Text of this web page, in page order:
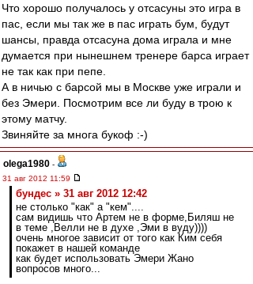
Что хорошо получалось у отсасуны это игра в
пас, если мы так же в пас играть бум, будут
шансы, правда отсасуна дома играла и мне
думается при нынешнем тренере барса играет
не так как при пепе.
А в ничью с барсой мы в Москве уже играли и
без Эмери. Посмотрим все ли буду в трою к
этому матчу.
Звиняйте за многа букоф :-)
olega1980 -
31 авг 2012 11:59
бундес » 31 авг 2012 12:42
не столько "как" а "кем"....
сам видишь что Артем не в форме,Биляш не
в теме ,Велли не в духе ,Эми в вуду))))
очень многое зависит от того как Ким себя
покажет в нашей команде
как будет использовать Эмери Жано
вопросов много...